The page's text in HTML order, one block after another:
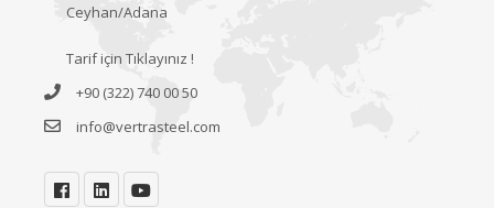
Ceyhan/Adana
Tarif için Tıklayınız !
+90 (322) 740 00 50
info@vertrasteel.com